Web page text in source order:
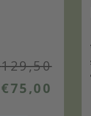
129,50
€75,00